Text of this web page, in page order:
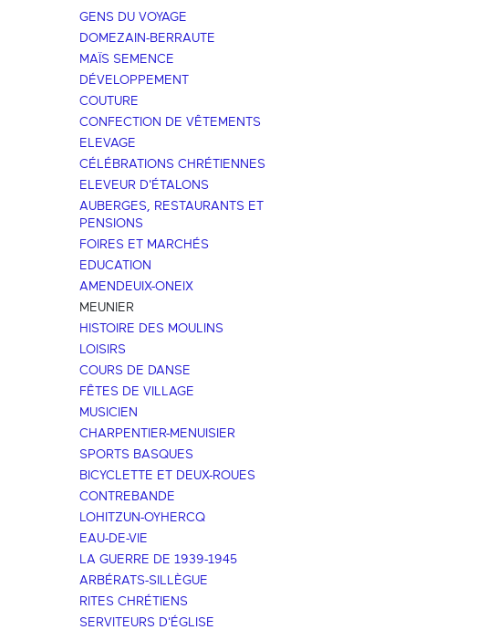
GENS DU VOYAGE
DOMEZAIN-BERRAUTE
MAÏS SEMENCE
DÉVELOPPEMENT
COUTURE
CONFECTION DE VÊTEMENTS
ELEVAGE
CÉLÉBRATIONS CHRÉTIENNES
ELEVEUR D'ÉTALONS
AUBERGES, RESTAURANTS ET
PENSIONS
FOIRES ET MARCHÉS
EDUCATION
AMENDEUIX-ONEIX
MEUNIER
HISTOIRE DES MOULINS
LOISIRS
COURS DE DANSE
FÊTES DE VILLAGE
MUSICIEN
CHARPENTIER-MENUISIER
SPORTS BASQUES
BICYCLETTE ET DEUX-ROUES
CONTREBANDE
LOHITZUN-OYHERCQ
EAU-DE-VIE
LA GUERRE DE 1939-1945
ARBÉRATS-SILLÈGUE
RITES CHRÉTIENS
SERVITEURS D'ÉGLISE